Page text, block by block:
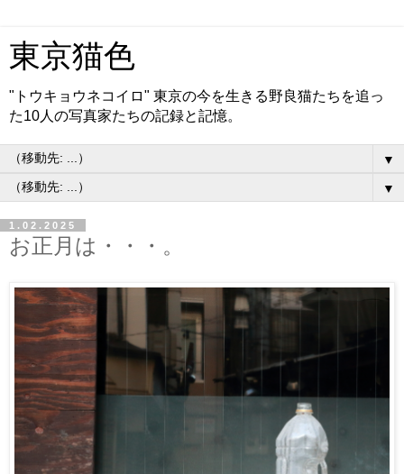
東京猫色
"トウキョウネコイロ" 東京の今を生きる野良猫たちを追っ
た10人の写真家たちの記録と記憶。
▼
▼
1.02.2025
お正月は・・・。